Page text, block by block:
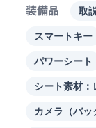
装備品 取
スマートキー
パワーシート
シート素材：
カメラ（バッ